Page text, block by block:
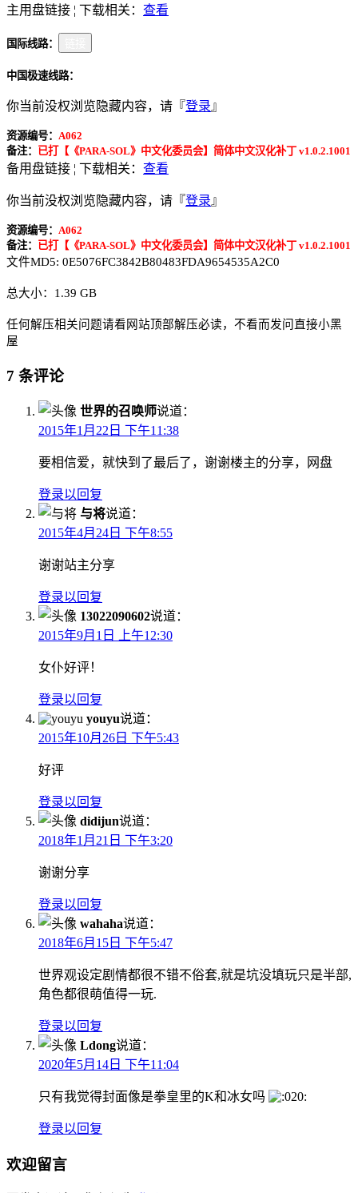
主用盘链接 ¦ 下载相关： 查看
国际线路：
中国极速线路：
你当前没权浏览隐藏内容，请『登录 』
资源编号： A062
备注：
已打【《PARA-SOL》中文化委员会】简体中文汉化补丁 v1.0.2.1001
备用盘链接 ¦ 下载相关： 查看
你当前没权浏览隐藏内容，请『登录 』
资源编号： A062
备注：
已打【《PARA-SOL》中文化委员会】简体中文汉化补丁 v1.0.2.1001
文件MD5: 0E5076FC3842B80483FDA9654535A2C0
总大小：1.39 GB
任何解压相关问题请看网站顶部解压必读，不看而发问直接小黑
屋
7 条评论
世界的召唤师说道：
2015年1月22日 下午11:38
要相信爱，就快到了最后了，谢谢楼主的分享，网盘
登录以回复
与将说道：
2015年4月24日 下午8:55
谢谢站主分享
登录以回复
13022090602说道：
2015年9月1日 上午12:30
女仆好评！
登录以回复
youyu说道：
2015年10月26日 下午5:43
好评
登录以回复
didijun说道：
2018年1月21日 下午3:20
谢谢分享
登录以回复
wahaha说道：
2018年6月15日 下午5:47
世界观设定剧情都很不错不俗套,就是坑没填玩只是半部,
角色都很萌值得一玩.
登录以回复
Ldong说道：
2020年5月14日 下午11:04
只有我觉得封面像是拳皇里的K和冰女吗
登录以回复
欢迎留言